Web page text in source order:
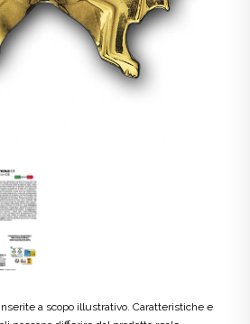
a scopo illustrativo. Caratteristiche e